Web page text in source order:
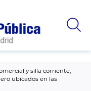
y silla corriente,
ubicados en las